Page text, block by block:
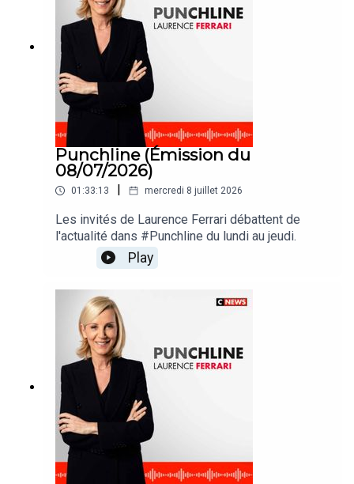
Punchline (Émission du
08/07/2026)
01:33:13 | mercredi 8 juillet 2026
Les invités de Laurence Ferrari débattent de
l'actualité dans #Punchline du lundi au jeudi.
Play